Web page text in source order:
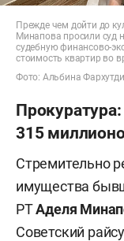
Прежде чем дойти до
Минапова просили суд
судебную финансово-
стоимость квартир во
Фото: Альбина
315
Стремительно
имущества
РТАделя
Советский